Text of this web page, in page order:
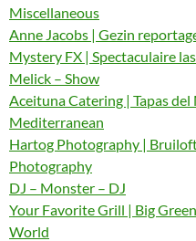
Miscellaneous
Anne Jacobs | Gezin
Mystery FX | Spectaculaire
Melick – Show
Aceituna Catering | Tapas
Mediterranean
Hartog Photography |
Photography
DJ – Monster – DJ
Your Favorite Grill | Big
World